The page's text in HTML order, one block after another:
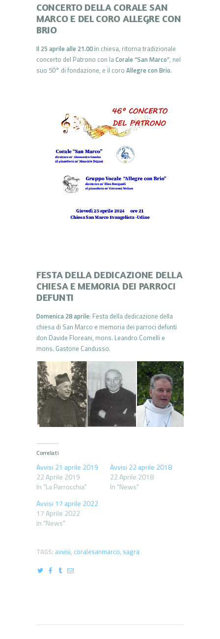
CONCERTO DELLA CORALE SAN
MARCO E DEL CORO ALLEGRE CON
BRIO
Il 25 aprile alle 21.00 in chiesa, ritorna tradizionale
concerto del Patrono con laCorale “San Marco”, nel
suo 50° di fondazione, e il coro Allegre con Brio.
FESTA DELLA DEDICAZIONE DELLA
CHIESA E MEMORIA DEI PARROCI
DEFUNTI
Domenica 28 aprile: Festa della dedicazione della
chiesa di San Marco e memoria dei parroci defunti
don Davide Floreani, mons. Leandro Comelli e
mons. Gastone Candusso.
Correlati
Avvisi 21 aprile 2019
22 Aprile 2019
In "La Parrocchia"
Avvisi 22 aprile 2018
22 Aprile 2018
In "News"
Avvisi 17 aprile 2022
17 Aprile 2022
In "News"
TAGS: avvisi, coralesanmarco, sagra